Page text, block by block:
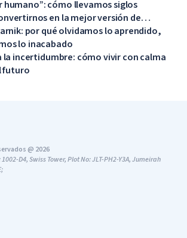
humano”: cómo llevamos siglos
en la mejor versión de
por qué olvidamos lo aprendido,
lo inacabado
la incertidumbre: cómo vivir con calma
futuro
@ 2026
1002-D4, Swiss Tower, Plot No: JLT-PH2-Y3A, Jumeirah